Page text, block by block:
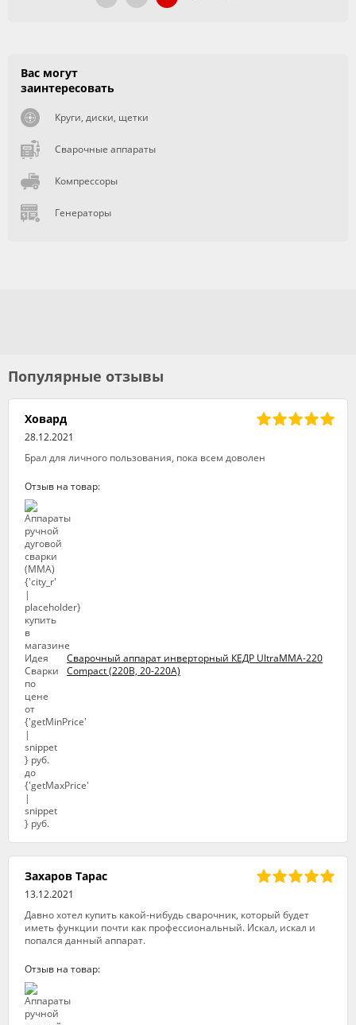
Вас могут
заинтересовать
Круги, диски, щетки
Сварочные аппараты
Компрессоры
Генераторы
Популярные отзывы
Ховард
28.12.2021
Брал для личного пользования, пока всем доволен
Отзыв на товар:
Сварочный аппарат инверторный КЕДР UltraMMA-220
Compact (220В, 20-220А)
Захаров Тарас
13.12.2021
Давно хотел купить какой-нибудь сварочник, который будет
иметь функции почти как профессиональный. Искал, искал и
попался данный аппарат.
Отзыв на товар: